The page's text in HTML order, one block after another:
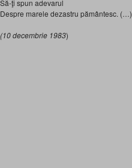
Să-ţi spun adevarul
Despre marele dezastru pământesc. (…)
(10 decembrie 1983)